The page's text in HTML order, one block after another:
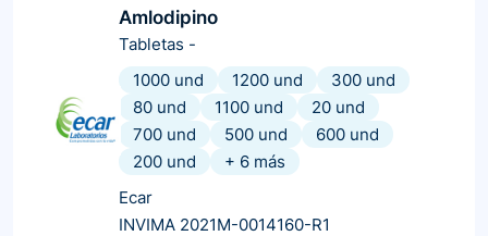
Amlodipino
Tabletas -
1000 und
1200 und
300 und
80 und
1100 und
20 und
700 und
500 und
600 und
200 und
+ 6 más
Ecar
INVIMA 2021M-0014160-R1